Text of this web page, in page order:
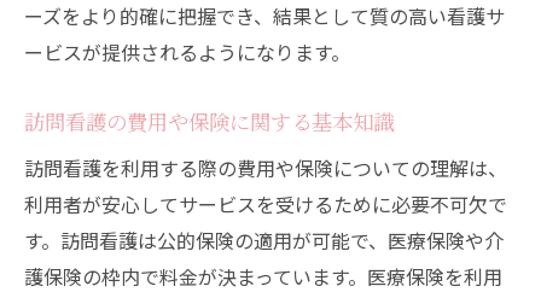
必要な医療器具や薬品の準備
訪問看護中に必要な家族の役割
訪問看護利用後のアフターケア
介護保険を活用した訪問看護サービスの受け方
介護保険適用の条件と申請手続き
ーズをより的確に把握でき、結果として質の高い看護サ
ービスが提供されるようになります。
訪問看護の費用や保険に関する基本知識
訪問看護を利用する際の費用や保険についての理解は、
利用者が安心してサービスを受けるために必要不可欠で
す。訪問看護は公的保険の適用が可能で、医療保険や介
護保険の枠内で料金が決まっています。医療保険を利用